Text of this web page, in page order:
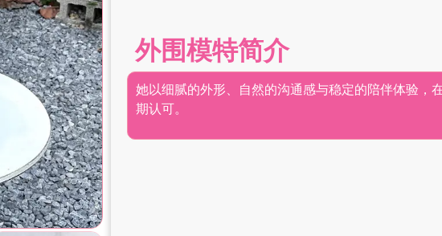
外围模特简介
她以细腻的外形、自然的沟通感与稳定的陪伴体验，
期认可。